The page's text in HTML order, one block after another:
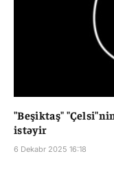
"Beşiktaş"
istəyir
6 Dekabr 2025 16:18